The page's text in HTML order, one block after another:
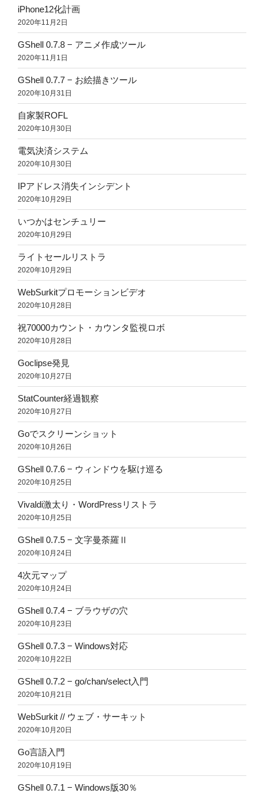
iPhone12化計画
2020年11月2日
GShell 0.7.8 − アニメ作成ツール
2020年11月1日
GShell 0.7.7 − お絵描きツール
2020年10月31日
自家製ROFL
2020年10月30日
電気決済システム
2020年10月30日
IPアドレス消失インシデント
2020年10月29日
いつかはセンチュリー
2020年10月29日
ライトセールリストラ
2020年10月29日
WebSurkitプロモーションビデオ
2020年10月28日
祝70000カウント・カウンタ監視ロボ
2020年10月28日
Goclipse発見
2020年10月27日
StatCounter経過観察
2020年10月27日
Goでスクリーンショット
2020年10月26日
GShell 0.7.6 − ウィンドウを駆け巡る
2020年10月25日
Vivaldi激太り・WordPressリストラ
2020年10月25日
GShell 0.7.5 − 文字曼荼羅Ⅱ
2020年10月24日
4次元マップ
2020年10月24日
GShell 0.7.4 − ブラウザの穴
2020年10月23日
GShell 0.7.3 − Windows対応
2020年10月22日
GShell 0.7.2 − go/chan/select入門
2020年10月21日
WebSurkit // ウェブ・サーキット
2020年10月20日
Go言語入門
2020年10月19日
GShell 0.7.1 − Windows版30％